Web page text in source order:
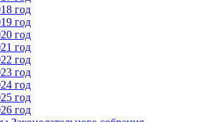
год
год
год
год
год
год
год
год
год